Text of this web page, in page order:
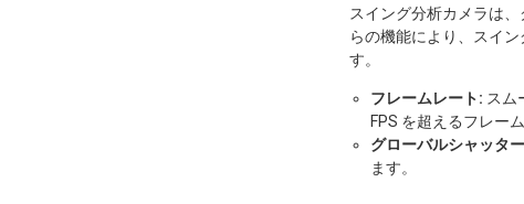
スイング分析カメラは
らの機能により、スイ
す。
フレームレート: スム
FPS を超えるフレー
グローバルシャッタ
ます。